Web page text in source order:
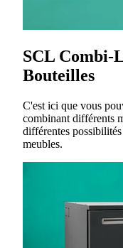
SCL Combi-
Bouteilles
C'est ici que vous
combinant différents
différentes
meubles.